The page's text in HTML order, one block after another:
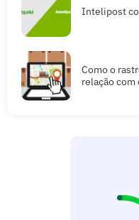
Intelipost
Como o
relação com